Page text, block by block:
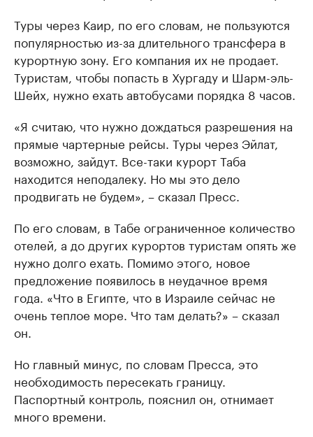
Туры через Каир, по его словам, не пользуются
популярностью из-за длительного трансфера в
курортную зону. Его компания их не продает.
Туристам, чтобы попасть в Хургаду и Шарм-эль-
Шейх, нужно ехать автобусами порядка 8 часов.
«Я считаю, что нужно дождаться разрешения на
прямые чартерные рейсы. Туры через Эйлат,
возможно, зайдут. Все-таки курорт Таба
находится неподалеку. Но мы это дело
продвигать не будем», – сказал Пресс.
По его словам, в Табе ограниченное количество
отелей, а до других курортов туристам опять же
нужно долго ехать. Помимо этого, новое
предложение появилось в неудачное время
года. «Что в Египте, что в Израиле сейчас не
очень теплое море. Что там делать?» – сказал
он.
Но главный минус, по словам Пресса, это
необходимость пересекать границу.
Паспортный контроль, пояснил он, отнимает
много времени.